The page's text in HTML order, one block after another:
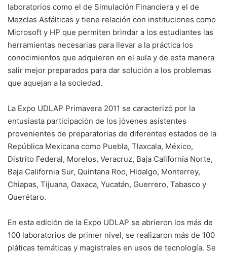
laboratorios como el de Simulación Financiera y el de
Mezclas Asfálticas y tiene relación con instituciones como
Microsoft y HP que permiten brindar a los estudiantes las
herramientas necesarias para llevar a la práctica los
conocimientos que adquieren en el aula y de esta manera
salir mejor preparados para dar solución a los problemas
que aquejan a la sociedad.
La Expo UDLAP Primavera 2011 se caracterizó por la
entusiasta participación de los jóvenes asistentes
provenientes de preparatorias de diferentes estados de la
República Mexicana como Puebla, Tlaxcala, México,
Distrito Federal, Morelos, Veracruz, Baja California Norte,
Baja California Sur, Quintana Roo, Hidalgo, Monterrey,
Chiapas, Tijuana, Oaxaca, Yucatán, Guerrero, Tabasco y
Querétaro.
En esta edición de la Expo UDLAP se abrieron los más de
100 laboratorios de primer nivel, se realizaron más de 100
pláticas temáticas y magistrales en usos de tecnología. Se